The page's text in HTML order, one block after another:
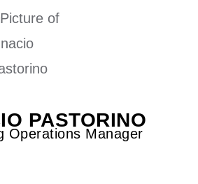
PASTORINO
Operations Manager